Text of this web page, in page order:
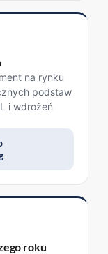
na rynku
podstaw
i wdrożeń
roku